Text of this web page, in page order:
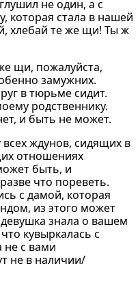
не один, а с
которая стала в нашей
хлебай те же щи! Ты ж
щи, пожалуйста,
замужних.
в тюрьме сидит.
родственнику.
и быть не может.
ждунов, сидящих в
отношениях
быть, и
что пореветь.
с дамой, которая
из этого может
знала о вашем
кувыркалась с
не с вами
не в наличии/